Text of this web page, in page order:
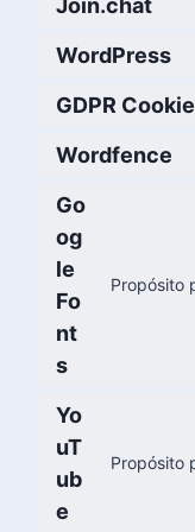
Join.chat
WordPress
GDPR
Wordfence
Go
og
le
Fo
nt
s
Propósito
Yo
uT
ub
e
Propósito